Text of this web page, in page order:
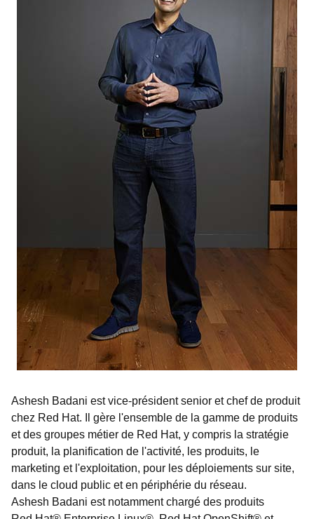
Ashesh Badani est vice-président senior et chef de produit
chez Red Hat. Il gère l'ensemble de la gamme de produits
et des groupes métier de Red Hat, y compris la stratégie
produit, la planification de l'activité, les produits, le
marketing et l'exploitation, pour les déploiements sur site,
dans le cloud public et en périphérie du réseau.
Ashesh Badani est notamment chargé des produits